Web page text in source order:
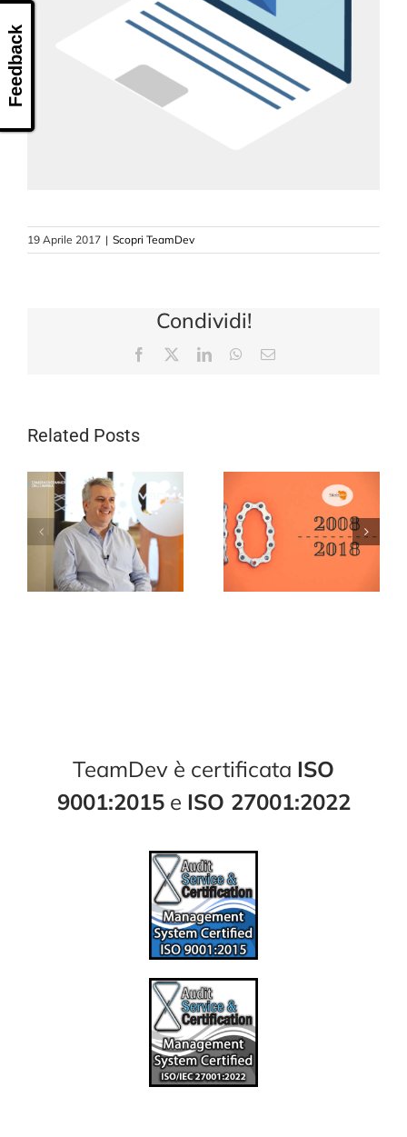
19 Aprile 2017 | Scopri TeamDev
Condividi!
Facebook LinkedInWhatsApp
Email
Related Posts
TeamDev è certificata ISO
9001:2015e ISO 27001:2022
Feedback